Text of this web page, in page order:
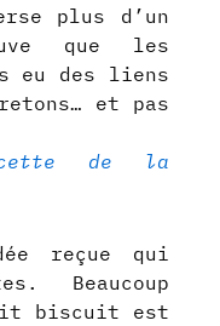
plus d’un
que les
eu des liens
et pas
de la
reçue qui
Beaucoup
biscuit est